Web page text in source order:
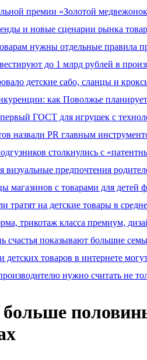
премии «Золотой
и новые сценарии рынка
нужны отдельные правила
до 1 млрд рублей в
детские сабо, сланцы и
как Поволжье
первый ГОСТ для игрушек с
назвали PR главным
столкнулись с
предпочтения
магазинов с товарами для
тратят на детские товары в
трикотаж класса премиум,
счастья показывают большие
детских товаров в интернете
нужно считать не
больше